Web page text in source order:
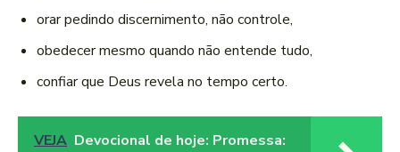
orar pedindo discernimento, não controle,
obedecer mesmo quando não entende tudo,
confiar que Deus revela no tempo certo.
VEJA Devocional de hoje: Promessa: